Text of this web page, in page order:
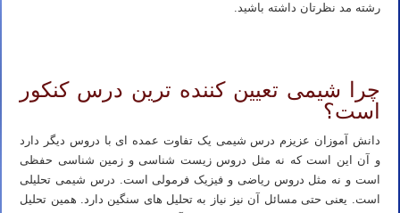
رشته مد نظرتان داشته باشید.
چرا شیمی تعیین کننده ترین درس کنکور
است؟
دانش آموزان عزیزم درس شیمی یک تفاوت عمده ای با دروس دیگر دارد
و آن این است که نه مثل دروس زیست شناسی و زمین شناسی حفظی
است و نه مثل دروس ریاضی و فیزیک فرمولی است. درس شیمی تحلیلی
است. یعنی حتی مسائل آن نیز نیاز به تحلیل های سنگین دارد. همین تحلیل